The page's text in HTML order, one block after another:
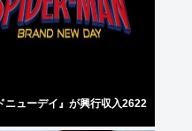
ニューデイ』が興行収入2622